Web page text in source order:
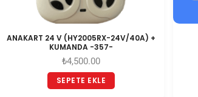
ANAKART 24 V (HY2005RX-24V/40A) +
KUMANDA -357-
₺4,500.00
SEPETE EKLE